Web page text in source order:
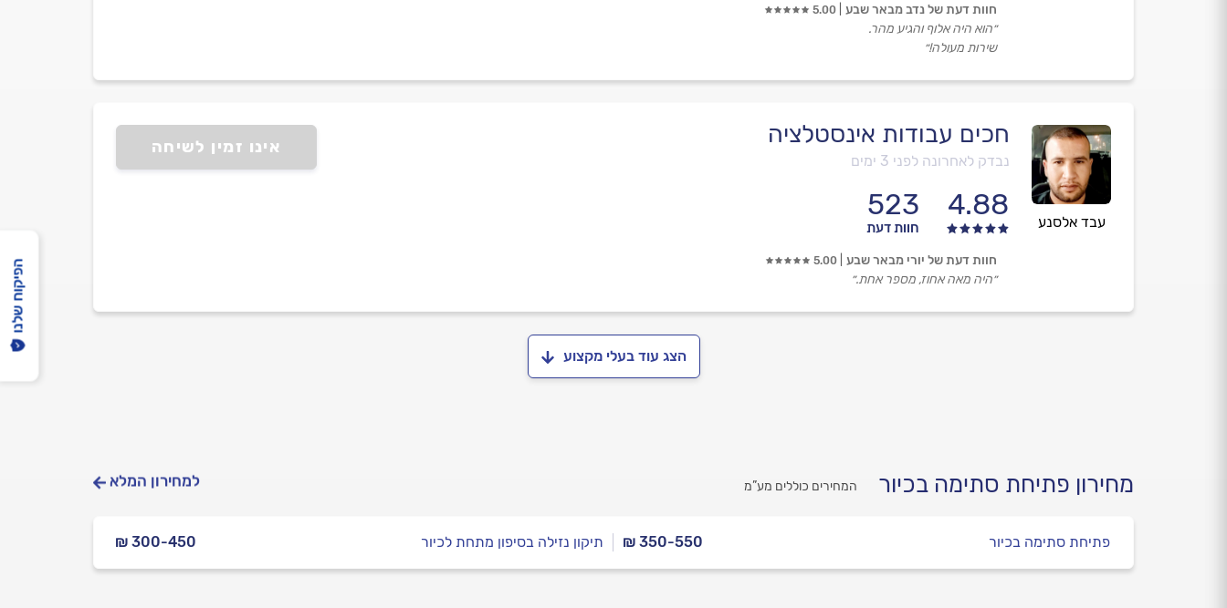
חוות דעת של נדב מבאר שבע 5.00
״הוא היה אלוף והגיע מהר.
שירות מעולה!״
עבד אלסנע
חכים עבודות אינסטלציה
נבדק לאחרונה לפני 3 ימים
4.88
523
חוות דעת
אינו זמין לשיחה
חוות דעת של יורי מבאר שבע 5.00
״היה מאה אחוז, מספר אחת.״
הצג עוד בעלי מקצוע
מחירון פתיחת סתימה בכיור המחירים כוללים מע”מ למחירון המלא
₪ 350-550 פתיחת סתימה בכיור ₪ 300-450 תיקון נזילה בסיפון מתחת לכיור
הפיקוח שלנו